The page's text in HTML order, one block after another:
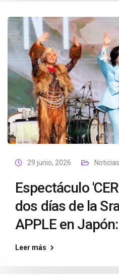
29 junio, 2026 Noticias
Espectáculo
dos días de la
APPLE en
Leer más